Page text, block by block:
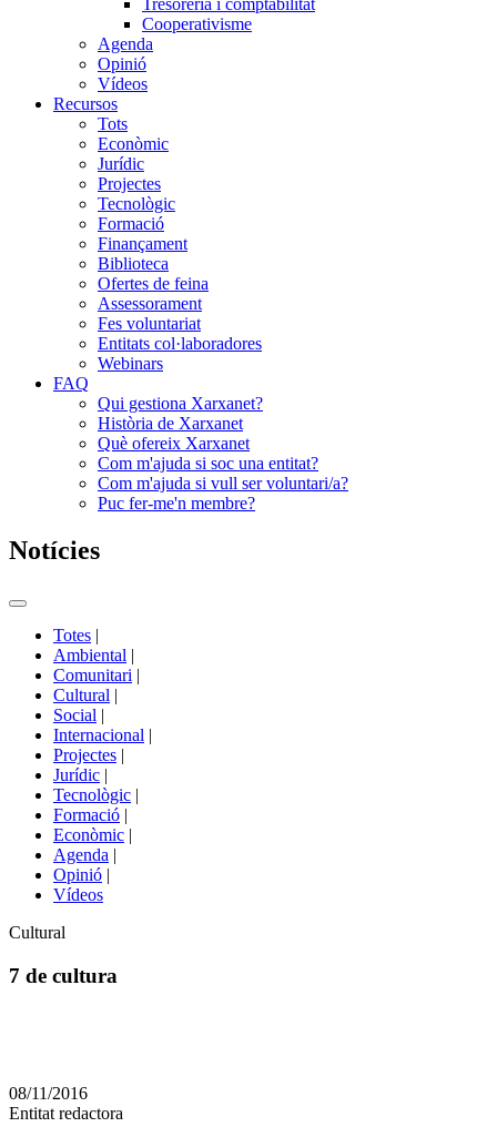
Tresoreria i comptabilitat
Cooperativisme
Agenda
Opinió
Vídeos
Recursos
Tots
Econòmic
Jurídic
Projectes
Tecnològic
Formació
Finançament
Biblioteca
Ofertes de feina
Assessorament
Fes voluntariat
Entitats col·laboradores
Webinars
FAQ
Qui gestiona Xarxanet?
Història de Xarxanet
Què ofereix Xarxanet
Com m'ajuda si soc una entitat?
Com m'ajuda si vull ser voluntari/a?
Puc fer-me'n membre?
Notícies
Commutador
portals
Totes |
Ambiental |
Comunitari |
Cultural |
Social |
Internacional |
Projectes |
Jurídic |
Tecnològic |
Formació |
Econòmic |
Agenda |
Opinió |
Vídeos
Àmbit
la
Cultural
7 de cultura
en
altres
08/11/2016
Entitat redactora